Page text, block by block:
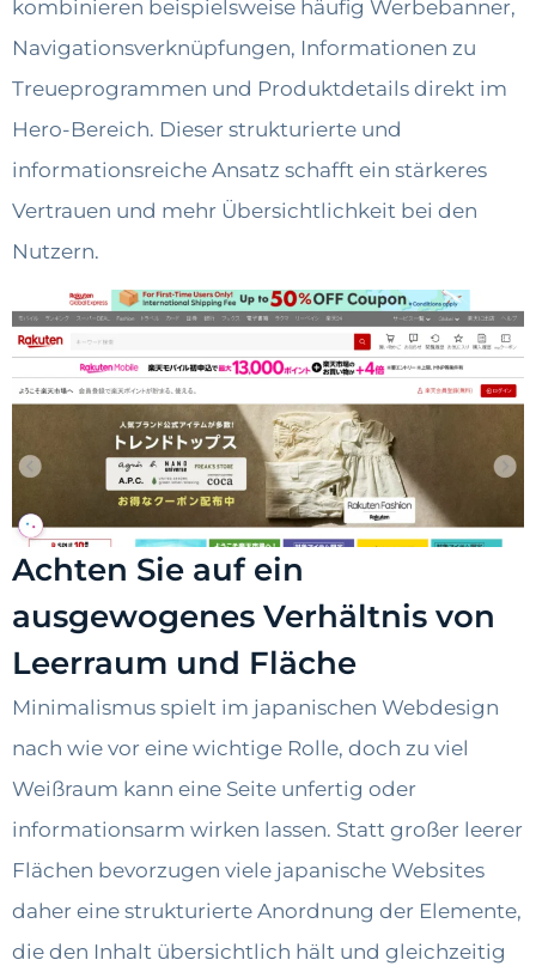
kombinieren beispielsweise häufig Werbebanner,
Navigationsverknüpfungen, Informationen zu
Treueprogrammen und Produktdetails direkt im
Hero-Bereich. Dieser strukturierte und
informationsreiche Ansatz schafft ein stärkeres
Vertrauen und mehr Übersichtlichkeit bei den
Nutzern.
Achten Sie auf ein
ausgewogenes Verhältnis von
Leerraum und Fläche
Minimalismus spielt im japanischen Webdesign
nach wie vor eine wichtige Rolle, doch zu viel
Weißraum kann eine Seite unfertig oder
informationsarm wirken lassen. Statt großer leerer
Flächen bevorzugen viele japanische Websites
daher eine strukturierte Anordnung der Elemente,
die den Inhalt übersichtlich hält und gleichzeitig